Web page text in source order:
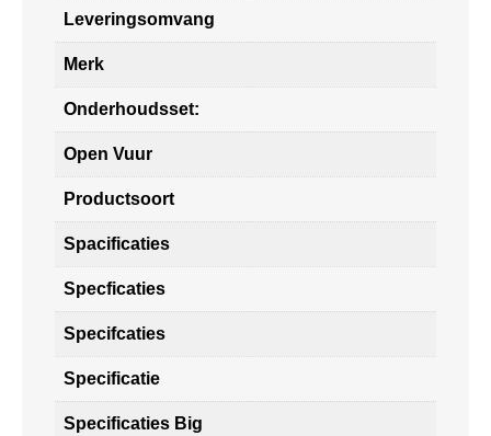
Leveringsomvang
Merk
Onderhoudsset:
Open Vuur
Productsoort
Spacificaties
Specficaties
Specifcaties
Specificatie
Specificaties Big